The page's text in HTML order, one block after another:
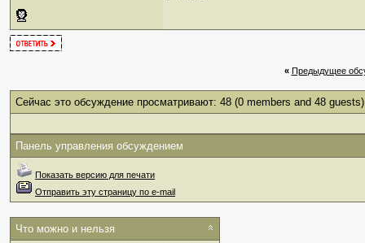
« Предыдущее
Сейчас это обсуждение просматривают: 48 (0 members and 48 guests)
Панель управления обсуждением
Показать версию для печати
Отправить эту страницу по e-mail
Что можно и нельзя